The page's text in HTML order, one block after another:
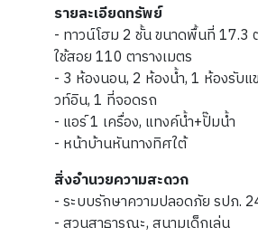
รายละเอียดทรัพย์
- ทาวน์โฮม 2 ชั้น ขนาดพื้นที่ 17.3
ใช้สอย 110 ตารางเมตร
- 3 ห้องนอน, 2 ห้องน้ำ, 1 ห้องรับ
วท์อิน, 1 ที่จอดรถ
- แอร์ 1 เครื่อง, แทงค์น้ำ+ปั๊มน้ำ
- หน้าบ้านหันทางทิศใต้
สิ่งอำนวยความสะดวก
- ระบบรักษาความปลอดภัย รปภ.
- สวนสาธารณะ, สนามเด็กเล่น